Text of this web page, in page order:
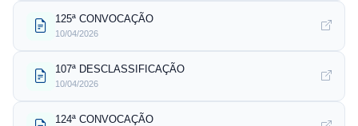
125ª CONVOCAÇÃO
10/04/2026
107ª DESCLASSIFICAÇÃO
10/04/2026
124ª CONVOCAÇÃO